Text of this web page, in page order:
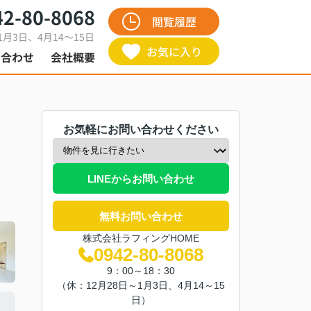
80-8068
3日、4月14～15日
わせ 会社概要
閲覧履歴
お気に入り
お気軽にお問い合わせください
LINEからお問い合わせ
無料お問い合わせ
株式会社ラフィングHOME
0942-80-8068
9：00～18：30
（休：12月28日～1月3日、4月14～15
日）